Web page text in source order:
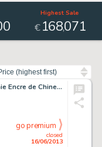
Highest Sale
€ 168,071
UDERZO Astérix en Hispanie Encre de Chine pour cette mythique planche
closed
16/06/2013
go premium